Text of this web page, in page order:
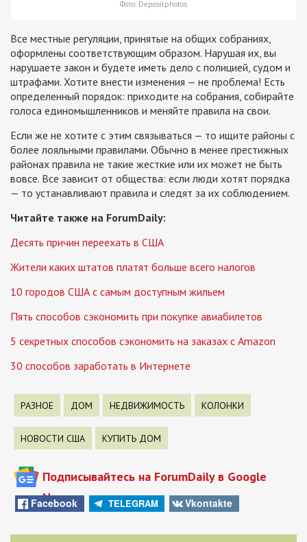
Фото: Depositphotos
Все местные регуляции, принятые на общих собраниях,
оформлены соответствующим образом. Нарушая их, вы
нарушаете закон и будете иметь дело с полицией, судом и
штрафами. Хотите внести изменения — не проблема! Есть
определенный порядок: приходите на собрания, собирайте
голоса единомышленников и меняйте правила на свои.
Если же не хотите с этим связываться — то ищите районы с
более лояльными правилами. Обычно в менее престижных
районах правила не такие жесткие или их может не быть
вовсе. Все зависит от общества: если люди хотят порядка
— то устанавливают правила и следят за их соблюдением.
Читайте также на ForumDaily:
Десять причин переехать в США
Жители каких штатов платят больше всего налогов
10 городов США с самым доступным жильем
Пять способов сэкономить при покупке авиабилетов
5 секретных способов сэкономить на заказах с Amazon
30 способов заработать в Интернете
РАЗНОЕ ДОМ НЕДВИЖИМОСТЬ КОЛОНКИ
НОВОСТИ США КУПИТЬ ДОМ
Подписывайтесь на ForumDaily в Google
News
Facebook TELEGRAM Vkontakte